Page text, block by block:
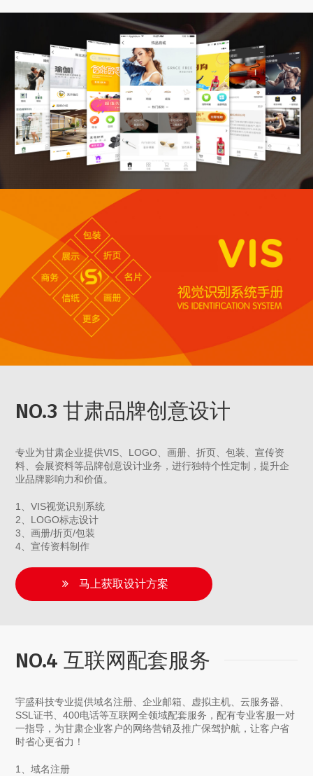
NO.3 甘肃品牌创意设计
专业为甘肃企业提供VIS、LOGO、画册、折页、包装、宣传资
料、会展资料等品牌创意设计业务，进行独特个性定制，提升企
业品牌影响力和价值。
1、VIS视觉识别系统
2、LOGO标志设计
3、画册/折页/包装
4、宣传资料制作
马上获取设计方案
NO.4 互联网配套服务
宇盛科技专业提供域名注册、企业邮箱、虚拟主机、云服务器、
SSL证书、400电话等互联网全领域配套服务，配有专业客服一对
一指导，为甘肃企业客户的网络营销及推广保驾护航，让客户省
时省心更省力！
1、域名注册